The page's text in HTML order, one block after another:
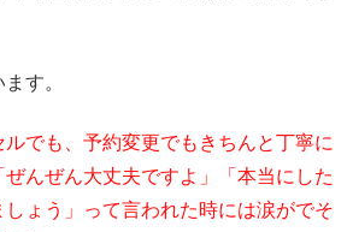
す。
でも、予約変更でもきちんと丁寧に
んぜん大丈夫ですよ」「本当にした
ょう」って言われた時には涙がでそ